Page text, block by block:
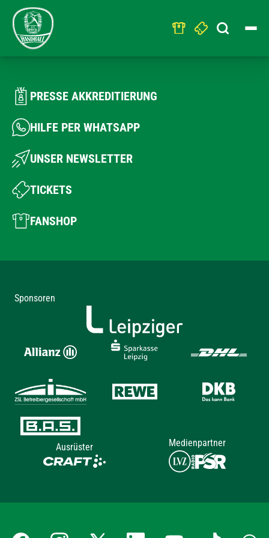
Search
for:
PRESSE AKKREDITIERUNG
HILFE PER WHATSAPP
UNSER NEWSLETTER
TICKETS
FANSHOP
Sponsoren
Ausrüster Medienpartner